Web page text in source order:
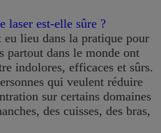
laser est-elle sûre ?
lieu dans la pratique pour
partout dans le monde ont
indolores, efficaces et sûrs.
qui veulent réduire
sur certains domaines
des cuisses, des bras,